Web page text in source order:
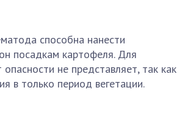
способна нанести
посадкам картофеля. Для
опасности не представляет, так как
в только период вегетации.